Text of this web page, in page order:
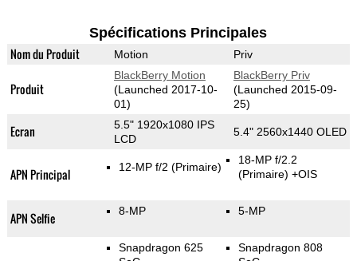
Spécifications Principales
Nom du Produit Motion Priv
Produit
BlackBerry Motion
(Launched 2017-10-
01)
BlackBerry Priv
(Launched 2015-09-
25)
Ecran
5.5" 1920x1080 IPS
LCD
5.4" 2560x1440 OLED
APN Principal 12-MP f/2 (Primaire)
18-MP f/2.2
(Primaire) +OIS
APN Selfie 8-MP 5-MP
Snapdragon 625
Snapdragon 808